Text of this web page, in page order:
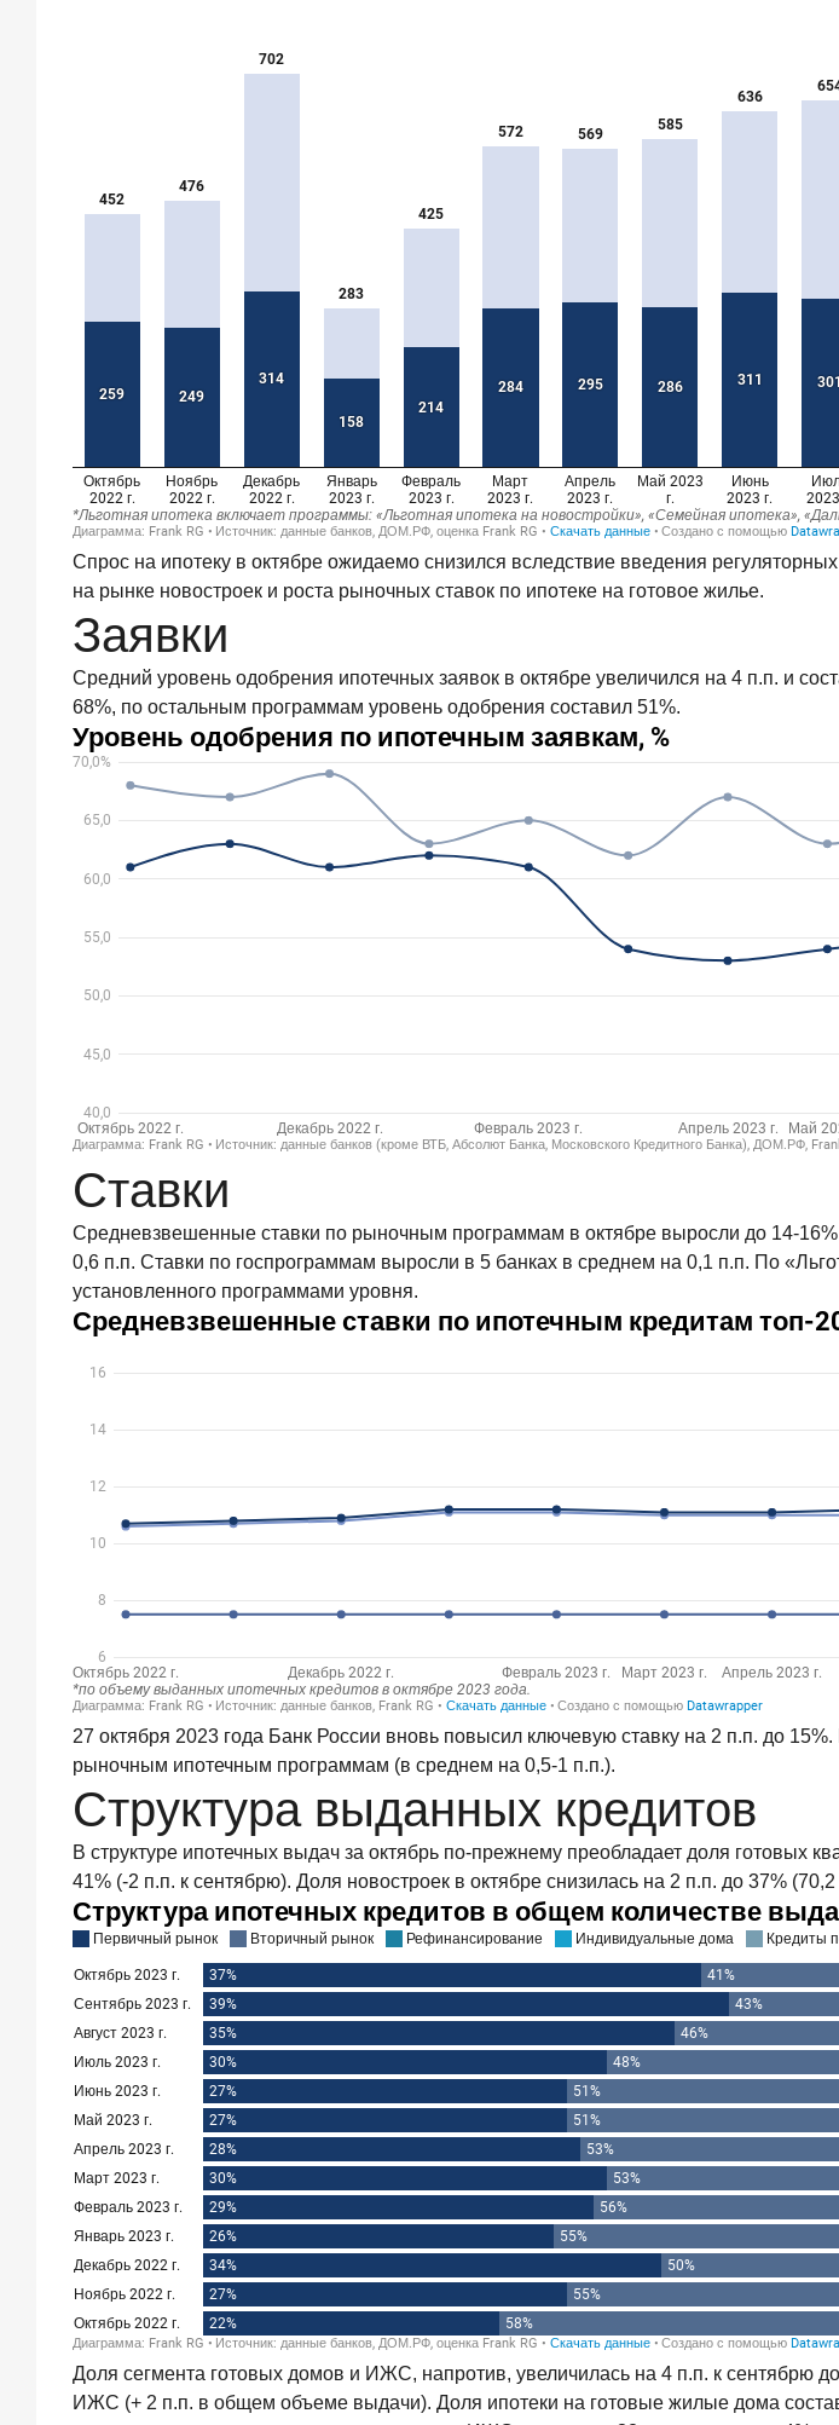
июля
2026
объем
выдач
166,4
млрд
руб.
3
2026
года
«Скорость
измеряется
секундами».
Новые
стандарты
банковского
контакт-
25
года
Ипотека
России:
2026
года
цифрах
22
2026
года
«Честность
индустриальный
банки
лояльность
клиентов
июня
По
итогам
мая
2026
года
объем
выдач
кредитов
составил
993,8
млрд
руб.
Рассылка
Frank
RG
Итоги
недели,
трактовка
основных
событий
рынке
Спрос на ипотеку в октябре ожидаемо снизился вследствие введения
на рынке новостроек и роста рыночных ставок по ипотеке на готовое жилье.
Заявки
Средний уровень одобрения ипотечных заявок в октябре увеличился на 4 п.п. и
68%, по остальным программам уровень одобрения составил 51%.
Ставки
Средневзвешенные ставки по рыночным программам в октябре выросли до 14-
0,6 п.п. Ставки по госпрограммам выросли в 5 банках в среднем на 0,1 п.п. По
установленного программами уровня.
27 октября 2023 года Банк России вновь повысил ключевую ставку на 2 п.п. до
рыночным ипотечным программам (в среднем на 0,5-1 п.п.).
Структура выданных кредитов
В структуре ипотечных выдач за октябрь по-прежнему преобладает доля готовых
41% (-2 п.п. к сентябрю). Доля новостроек в октябре снизилась на 2 п.п. до 37%
Доля сегмента готовых домов и ИЖС, напротив, увеличилась на 4 п.п. к сентябрю
ИЖС (+ 2 п.п. в общем объеме выдачи). Доля ипотеки на готовые жилые дома